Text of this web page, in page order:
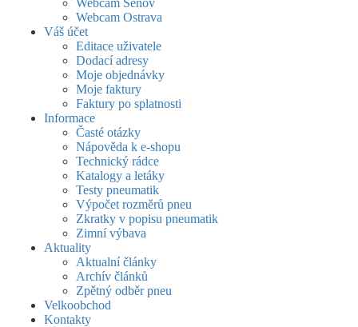
Webcam Šenov
Webcam Ostrava
Váš účet
Editace uživatele
Dodací adresy
Moje objednávky
Moje faktury
Faktury po splatnosti
Informace
Časté otázky
Nápověda k e-shopu
Technický rádce
Katalogy a letáky
Testy pneumatik
Výpočet rozměrů pneu
Zkratky v popisu pneumatik
Zimní výbava
Aktuality
Aktualní články
Archív článků
Zpětný odběr pneu
Velkoobchod
Kontakty